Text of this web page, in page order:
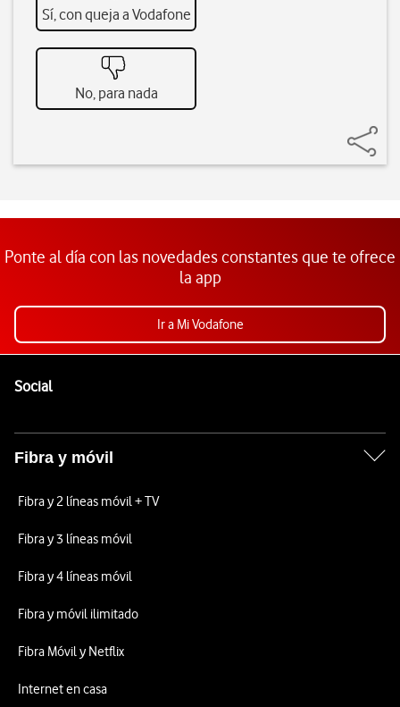
Sí, con queja a Vodafone
No, para nada
Ponte al día con las novedades constantes que te ofrece
la app
Ir a Mi Vodafone
SocialEnlaces a las redes sociales de Vodafone
Fibra y móvil
Fibra y 2 líneas móvil + TV
Fibra y 3 líneas móvil
Fibra y 4 líneas móvil
Fibra y móvil ilimitado
Fibra Móvil y Netflix
Internet en casa